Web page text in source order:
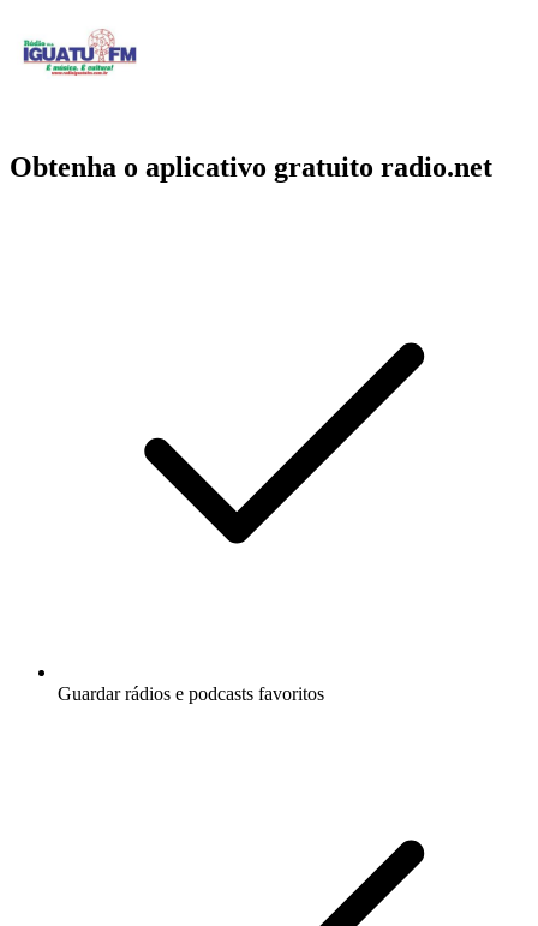
Obtenha o aplicativo gratuito radio.net
Guardar rádios e podcasts favoritos